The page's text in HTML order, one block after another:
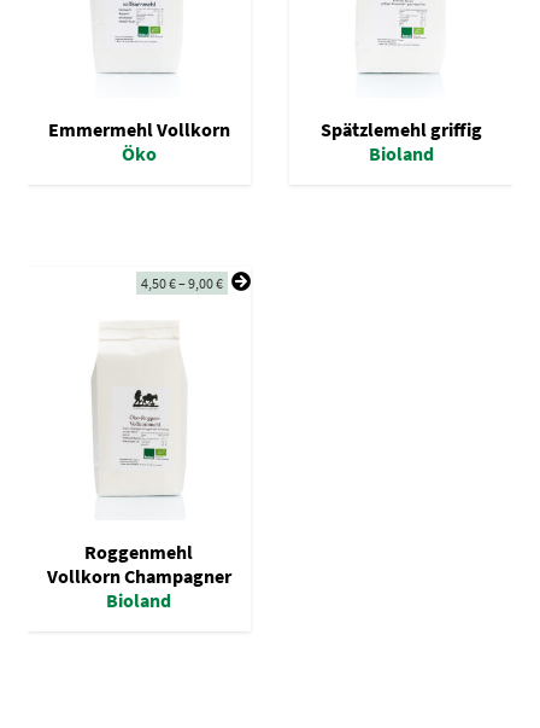
Emmermehl Vollkorn
Öko
Spätzlemehl griffig
Bioland
4,50€–9,00€
Roggenmehl
Vollkorn Champagner
Bioland